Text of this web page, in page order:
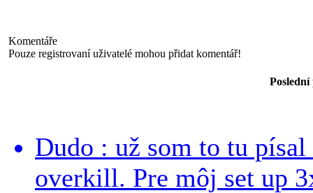
Komentáře
Pouze registrovaní uživatelé mohou přidat komentář!
Dudo : už som to tu
overkill. Pre môj set up